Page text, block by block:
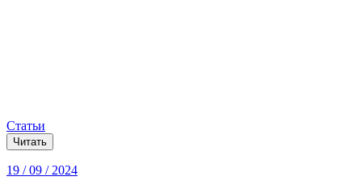
Статьи
Читать
19 / 09 / 2024